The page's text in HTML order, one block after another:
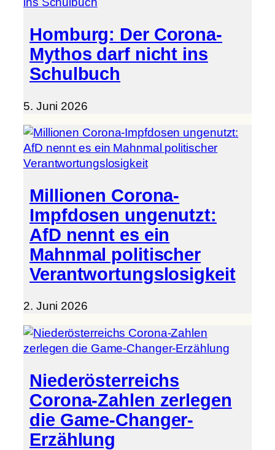
Homburg: Der Corona-
Mythos darf nicht ins
Schulbuch
5. Juni 2026
Millionen Corona-
Impfdosen ungenutzt:
AfD nennt es ein
Mahnmal politischer
Verantwortungslosigkeit
2. Juni 2026
Niederösterreichs
Corona-Zahlen zerlegen
die Game-Changer-
Erzählung